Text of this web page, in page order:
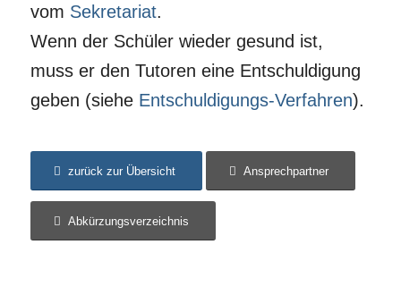
vom Sekretariat.
Wenn der Schüler wieder gesund ist,
muss er den Tutoren eine Entschuldigung
geben (siehe Entschuldigungs-Verfahren).
zurück zur Übersicht Ansprechpartner
Abkürzungsverzeichnis